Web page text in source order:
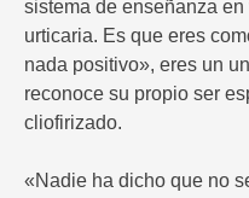
sistema de enseñanza
urticaria. Es que eres
nada positivo», eres un
reconoce su propio ser
cliofirizado.
«Nadie ha dicho que no